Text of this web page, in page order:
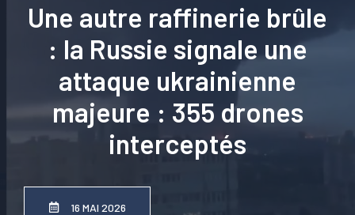
Une autre raffinerie brûle
: la Russie signale une
attaque ukrainienne
majeure : 355 drones
interceptés
16 MAI 2026